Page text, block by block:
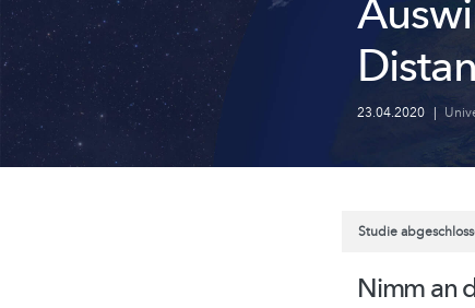
23.04.2020 |
Studie
​​​​​​​Nimman